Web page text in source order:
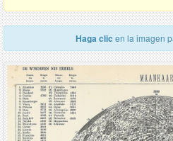
Haga clic en la imagen